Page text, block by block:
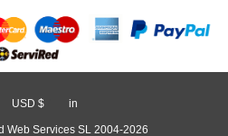
USD $ in
Web Services SL 2004-2026